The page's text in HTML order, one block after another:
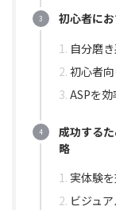
初心者に
自分磨
初心者
ASPを
成功する
略
実体験
ビジュ